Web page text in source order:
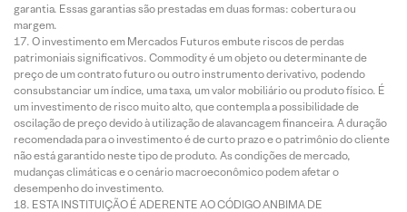
garantia. Essas garantias são prestadas em duas formas: cobertura ou
margem.
O investimento em Mercados Futuros embute riscos de perdas
patrimoniais significativos. Commodity é um objeto ou determinante de
preço de um contrato futuro ou outro instrumento derivativo, podendo
consubstanciar um índice, uma taxa, um valor mobiliário ou produto físico. É
um investimento de risco muito alto, que contempla a possibilidade de
oscilação de preço devido à utilização de alavancagem financeira. A duração
recomendada para o investimento é de curto prazo e o patrimônio do cliente
não está garantido neste tipo de produto. As condições de mercado,
mudanças climáticas e o cenário macroeconômico podem afetar o
desempenho do investimento.
ESTA INSTITUIÇÃO É ADERENTE AO CÓDIGO ANBIMA DE